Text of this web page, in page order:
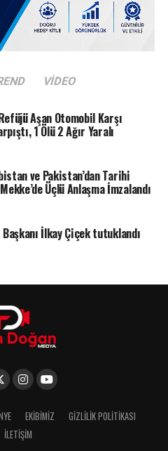
VIDEO
Aşan Otomobil Karşı
1 Ölü 2 Ağır Yaralı
ve Pakistan’dan Tarihi
Üçlü Anlaşma İmzalandı
İlkay Çiçek tutuklandı
EKIBIMIZ
GIZLILIK POLITIKASI
İLETIŞIM